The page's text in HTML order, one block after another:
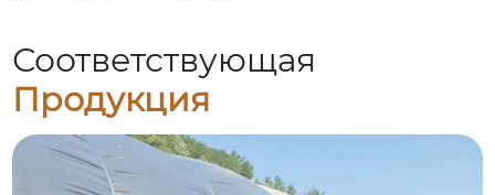
Соответствующая
Продукция